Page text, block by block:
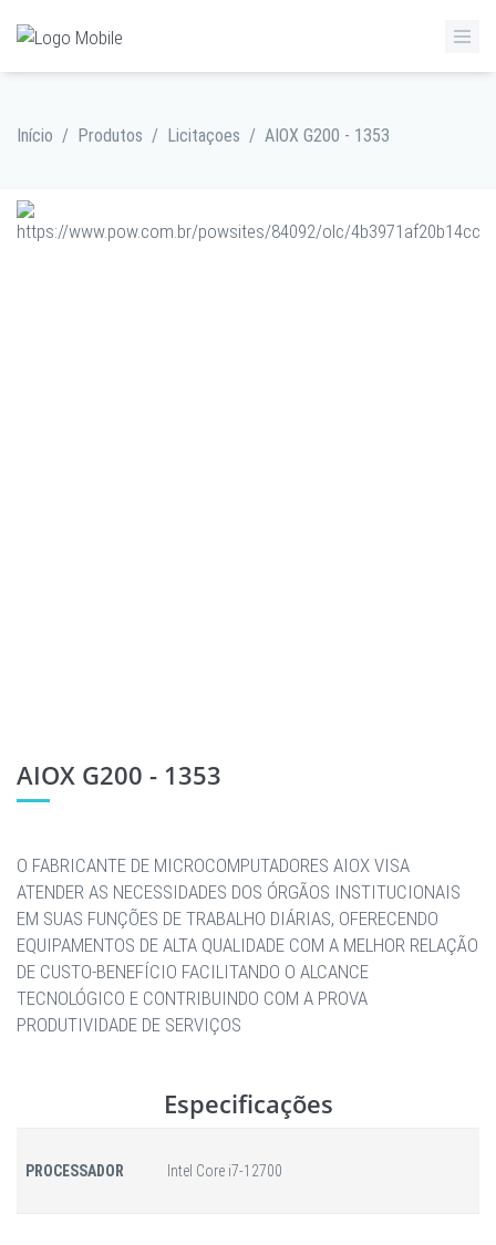
Início / Produtos / Licitaçoes / AIOX G200 - 1353
AIOX G200 - 1353
O FABRICANTE DE MICROCOMPUTADORES AIOX VISA
ATENDER AS NECESSIDADES DOS ÓRGÃOS INSTITUCIONAIS
EM SUAS FUNÇÕES DE TRABALHO DIÁRIAS, OFERECENDO
EQUIPAMENTOS DE ALTA QUALIDADE COM A MELHOR RELAÇÃO
DE CUSTO-BENEFÍCIO FACILITANDO O ALCANCE
TECNOLÓGICO E CONTRIBUINDO COM A PROVA
PRODUTIVIDADE DE SERVIÇOS
Especificações
PROCESSADOR Intel Core i7-12700